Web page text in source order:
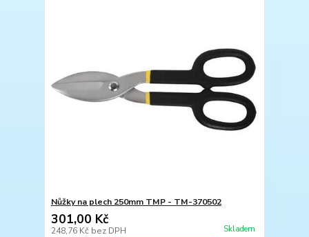
Nůžky na plech 250mm TMP - TM-370502
301,00 Kč
248,76 Kč bez DPH Skladem